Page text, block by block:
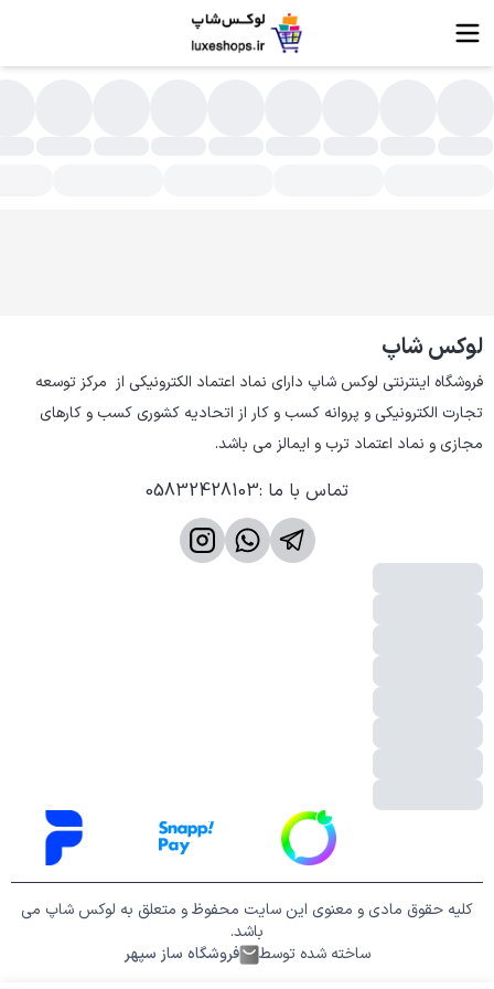
لوکس شاپ
مجازی و نماد اعتماد ترب و ایمالز می باشد.
تماس با ما :
05832428103
کلیه حقوق مادی و معنوی این سایت محفوظ و متعلق به لوکس شاپ می
باشد.
ساخته شده توسط
فروشگاه ساز سپهر